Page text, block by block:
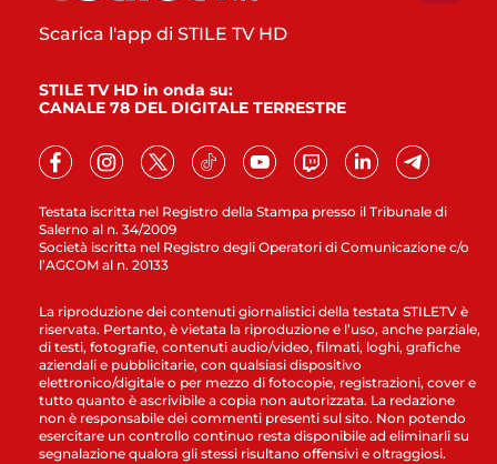
Testata iscritta nel Registro della Stampa presso il Tribunale di
Salerno al n. 34/2009
Società iscritta nel Registro degli Operatori di Comunicazione c/o
l’AGCOM al n. 20133
Scarica l'app di STILE TV HD
STILE TV HD in onda su:
CANALE 78 DEL DIGITALE TERRESTRE
La riproduzione dei contenuti giornalistici della testata STILETV è
riservata. Pertanto, è vietata la riproduzione e l’uso, anche parziale,
di testi, fotografie, contenuti audio/video, filmati, loghi, grafiche
aziendali e pubblicitarie, con qualsiasi dispositivo
elettronico/digitale o per mezzo di fotocopie, registrazioni, cover e
tutto quanto è ascrivibile a copia non autorizzata. La redazione
non è responsabile dei commenti presenti sul sito. Non potendo
esercitare un controllo continuo resta disponibile ad eliminarli su
segnalazione qualora gli stessi risultano offensivi e oltraggiosi.